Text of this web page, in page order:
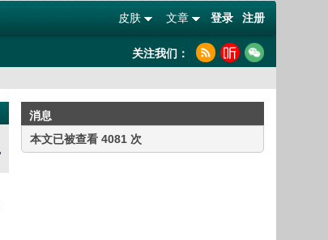
登录 注册
文章
皮肤
关注我们：
消息
本文已被查看 4081 次